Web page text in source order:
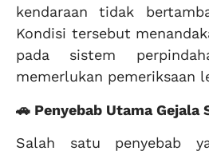
kendaraan tidak
Kondisi tersebut
pada sistem
memerlukan pemeriksaan
🚗 Penyebab Utama Gejala
Salah satu penyebab